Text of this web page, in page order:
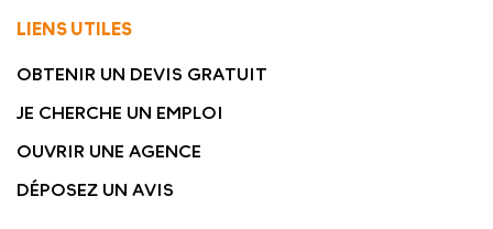
LIENS UTILES
OBTENIR UN DEVIS GRATUIT
JE CHERCHE UN EMPLOI
OUVRIR UNE AGENCE
DÉPOSEZ UN AVIS